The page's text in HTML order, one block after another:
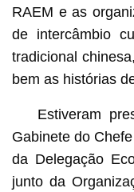
RAEM e as
de intercâmbio
tradicional
bem as histórias
Estiveram
Gabinete do
da Delegação
junto da